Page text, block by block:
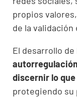
propios
de la validación
El desarrollo de
discernir lo
protegiendo su